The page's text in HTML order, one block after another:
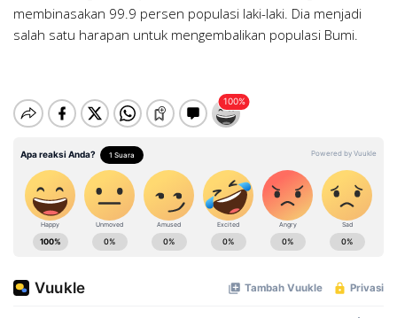
membinasakan 99.9 persen populasi laki-laki. Dia menjadi
salah satu harapan untuk mengembalikan populasi Bumi.